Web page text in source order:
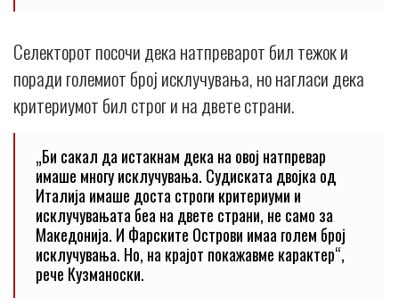
Селекторот посочи дека натпреварот бил тежок и
поради големиот број исклучувања, но нагласи дека
критериумот бил строг и на двете страни.
„Би сакал да истакнам дека на овој натпревар
имаше многу исклучувања. Судиската двојка од
Италија имаше доста строги критериуми и
исклучувањата беа на двете страни, не само за
Македонија. И Фарските Острови имаа голем број
исклучувања. Но, на крајот покажавме карактер“,
рече Кузманоски.